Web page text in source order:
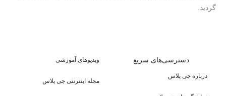
گردید.
دسترسی‌های سریع
درباره جی پلاس
ویدیوهای آموزشی
مجله اینترنتی جی پلاس